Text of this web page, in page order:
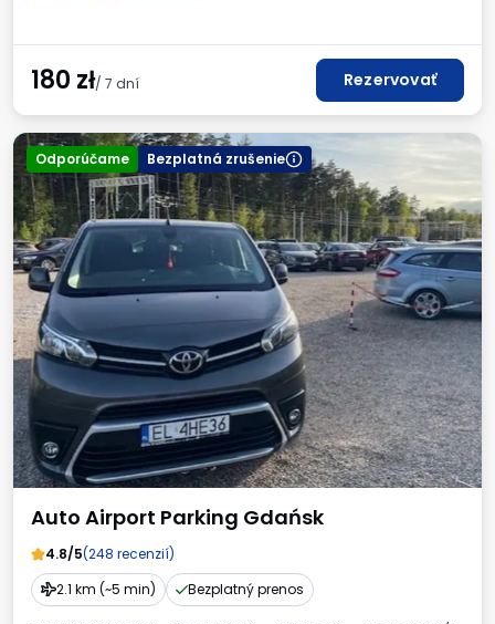
180 zł/ 7 dní Rezervovať
Odporúčame Bezplatná zrušenie
Auto Airport Parking Gdańsk
4.8/5(248 recenzií)
2.1 km (~5 min)
Bezplatný prenos